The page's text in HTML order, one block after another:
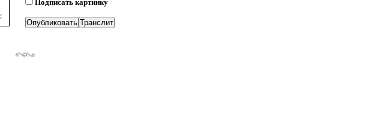
Подписать картинку